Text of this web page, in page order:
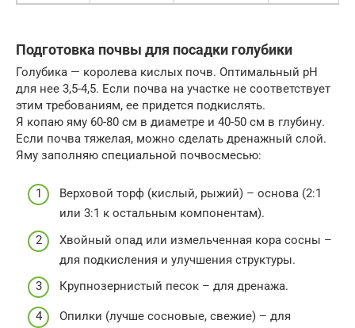
Подготовка почвы для посадки голубики
Голубика — королева кислых почв. Оптимальный pH
для нее 3,5-4,5. Если почва на участке не соответствует
этим требованиям, ее придется подкислять.
Я копаю яму 60-80 см в диаметре и 40-50 см в глубину.
Если почва тяжелая, можно сделать дренажный слой.
Яму заполняю специальной почвосмесью:
Верховой торф (кислый, рыжий) – основа (2:1
или 3:1 к остальным компонентам).
Хвойный опад или измельченная кора сосны –
для подкисления и улучшения структуры.
Крупнозернистый песок – для дренажа.
Опилки (лучше сосновые, свежие) – для